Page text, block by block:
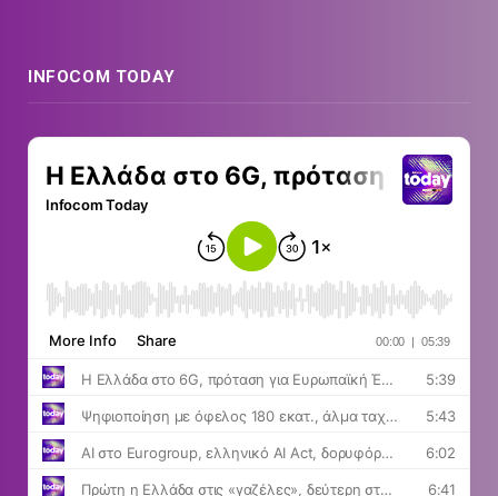
INFOCOM TODAY